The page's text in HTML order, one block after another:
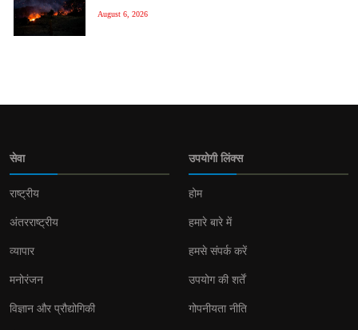
August 6, 2026
सेवा
राष्ट्रीय
अंतरराष्ट्रीय
व्यापार
मनोरंजन
विज्ञान और प्रौद्योगिकी
उपयोगी लिंक्स
होम
हमारे बारे में
हमसे संपर्क करें
उपयोग की शर्तें
गोपनीयता नीति